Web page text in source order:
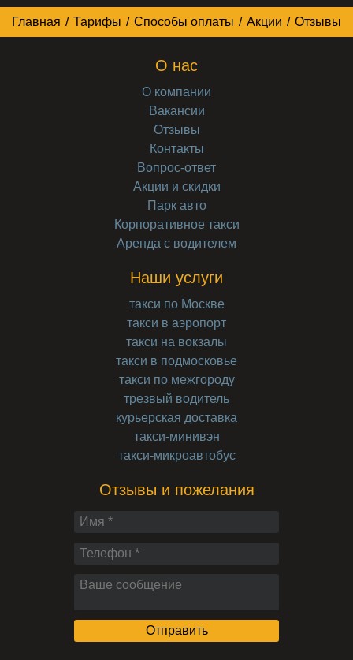
Главная / Тарифы / Способы оплаты / Акции / Отзывы
О нас
О компании
Вакансии
Отзывы
Контакты
Вопрос-ответ
Акции и скидки
Парк авто
Корпоративное такси
Аренда с водителем
Наши услуги
такси по Москве
такси в аэропорт
такси на вокзалы
такси в подмосковье
такси по межгороду
трезвый водитель
курьерская доставка
такси-минивэн
такси-микроавтобус
Отзывы и пожелания